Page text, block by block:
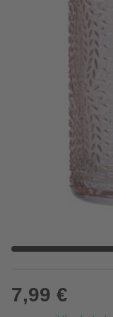
7,99 €